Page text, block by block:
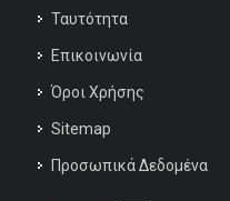
Ταυτότητα
Επικοινωνία
Όροι Χρήσης
Sitemap
Προσωπικά Δεδομένα